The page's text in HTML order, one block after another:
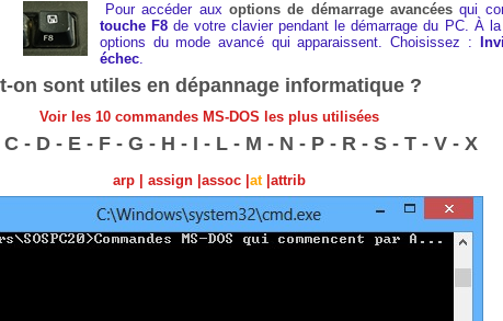
Pour accéder aux options de démarrage avancées qui
touche F8 de votre clavier pendant le démarrage du PC. À
options du mode avancé qui apparaissent. Choisissez :
échec.
on sont utiles en dépannage informatique ?
Voir les 10 commandes MS-DOS les plus utilisées
C- D- E- F- G - H - I - L- M - N - P- R- S- T- V- X
arp assign assoc at| attrib